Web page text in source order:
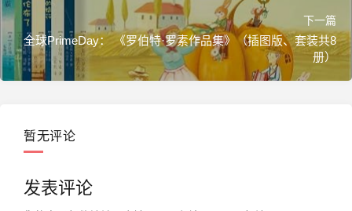
下一篇
全球PrimeDay： 《罗伯特·罗素作品集》（插图版、套装共8
册）
暂无评论
发表评论